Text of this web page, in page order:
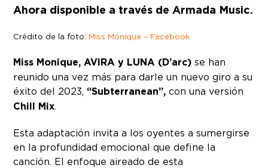
Ahora disponible a través de Armada Music.
Crédito de la foto:Miss Monique – Facebook
Miss Monique, AVIRA y LUNA (D’arc) se han
reunido una vez más para darle un nuevo giro a su
éxito del 2023, “Subterranean”, con una versión
Chill Mix.
Esta adaptación invita a los oyentes a sumergirse
en la profundidad emocional que define la
canción. El enfoque aireado de esta